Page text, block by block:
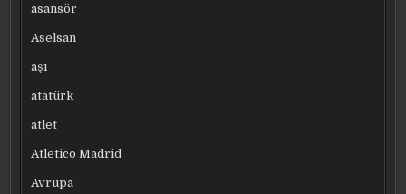
asansör
Aselsan
aşı
atatürk
atlet
Atletico Madrid
Avrupa